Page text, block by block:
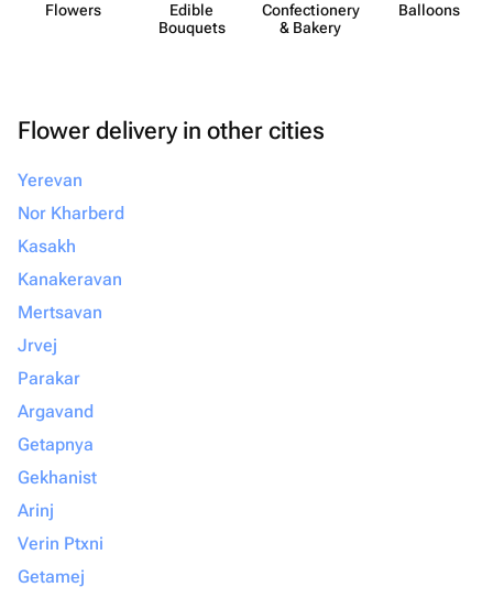
Flowers
Edible
Bouquets
Confect​ionery
& Bakery
Balloons
Flower delivery in other cities
Yerevan
Nor Kharberd
Kasakh
Kanakeravan
Mertsavan
Jrvej
Parakar
Argavand
Getapnya
Gekhanist
Arinj
Verin Ptxni
Getamej